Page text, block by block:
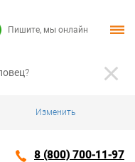
?
Изменить
8 (800) 700-11-97
Пишите, мы онлайн